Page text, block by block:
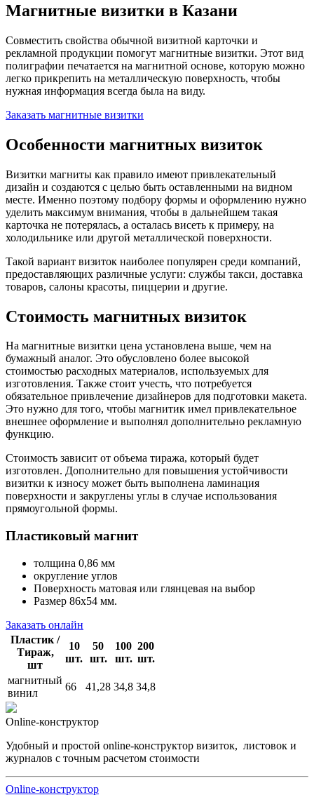
Магнитные визитки в Казани
Совместить свойства обычной визитной карточки и
рекламной продукции помогут магнитные визитки. Этот вид
полиграфии печатается на магнитной основе, которую можно
легко прикрепить на металлическую поверхность, чтобы
нужная информация всегда была на виду.
Заказать магнитные визитки
Особенности магнитных визиток
Визитки магниты как правило имеют привлекательный
дизайн и создаются с целью быть оставленными на видном
месте. Именно поэтому подбору формы и оформлению нужно
уделить максимум внимания, чтобы в дальнейшем такая
карточка не потерялась, а осталась висеть к примеру, на
холодильнике или другой металлической поверхности.
Такой вариант визиток наиболее популярен среди компаний,
предоставляющих различные услуги: службы такси, доставка
товаров, салоны красоты, пиццерии и другие.
Стоимость магнитных визиток
На магнитные визитки цена установлена выше, чем на
бумажный аналог. Это обусловлено более высокой
стоимостью расходных материалов, используемых для
изготовления. Также стоит учесть, что потребуется
обязательное привлечение дизайнеров для подготовки макета.
Это нужно для того, чтобы магнитик имел привлекательное
внешнее оформление и выполнял дополнительно рекламную
функцию.
Стоимость зависит от объема тиража, который будет
изготовлен. Дополнительно для повышения устойчивости
визитки к износу может быть выполнена ламинация
поверхности и закруглены углы в случае использования
прямоугольной формы.
Пластиковый магнит
толщина 0,86 мм
округление углов
Поверхность матовая или глянцевая на выбор
Размер 86х54 мм.
Заказать онлайн
Пластик /
Тираж,
шт
10
шт.
50
шт.
100
шт.
200
шт.
магнитный
винил
66 41,28 34,8 34,8
Online-конструктор
Удобный и простой online-конструктор визиток, листовок и
журналов с точным расчетом стоимости
Online-конструктор